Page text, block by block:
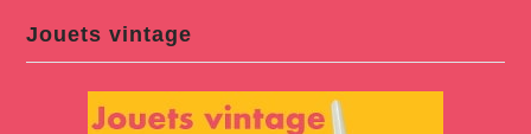
Jouets vintage